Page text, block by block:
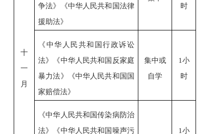
十
一
月
争法》
《中华人民共和国法律
援助法》
时
《中华人民共和国行政诉讼
法》《中华人民共和国反家庭
暴力法》
《中华人民共和国国
家赔偿法》
集中或
自学
1小
时
《中华人民共和国传染病防治
法》
《中华人民共和国噪声污
1小